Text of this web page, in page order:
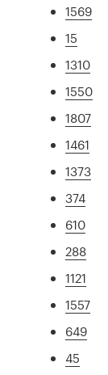
1569
15
1310
1550
1807
1461
1373
374
610
288
1121
1557
649
45